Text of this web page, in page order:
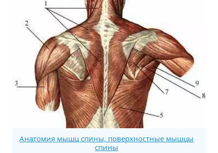
Анатомия мышц спины, поверхностные мышцы
спины